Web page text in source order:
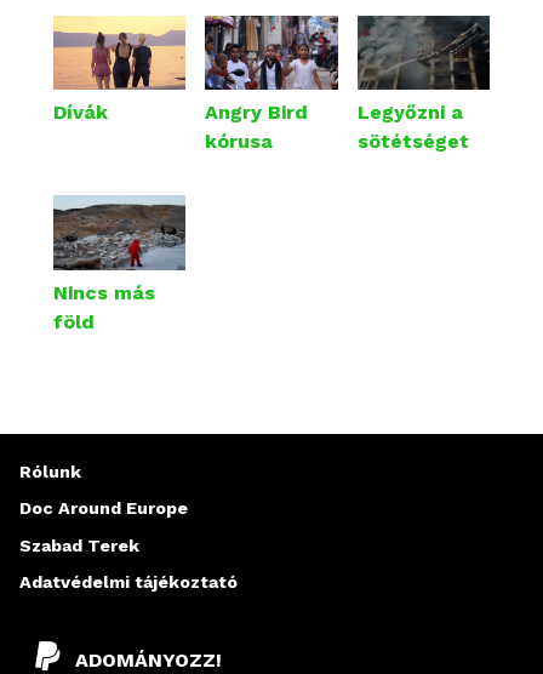
Dívák
Angry Bird
kórusa
Legyőzni a
sötétséget
Nincs más
föld
ADOMÁNYOZZ!
Rólunk
Doc Around Europe
Szabad Terek
Adatvédelmi tájékoztató